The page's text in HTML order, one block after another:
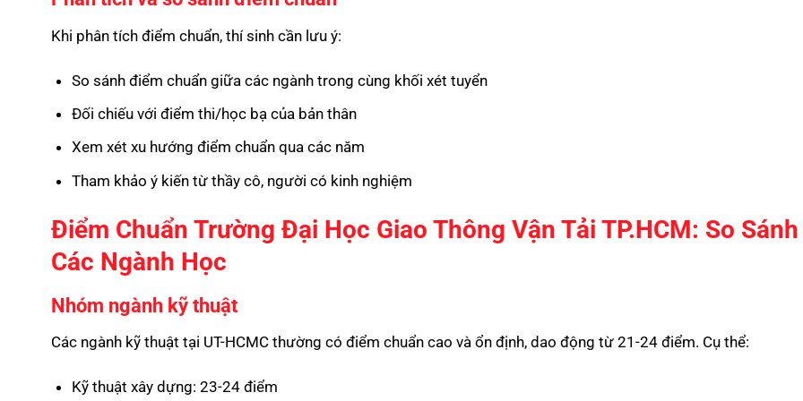
Khi phân tích điểm chuẩn, thí sinh cần lưu ý:
So sánh điểm chuẩn giữa các ngành trong cùng khối xét tuyển
Đối chiếu với điểm thi/học bạ của bản thân
Xem xét xu hướng điểm chuẩn qua các năm
Tham khảo ý kiến từ thầy cô, người có kinh nghiệm
Điểm Chuẩn Trường Đại Học Giao Thông Vận Tải TP.HCM: So
Các Ngành Học
Nhóm ngành kỹ thuật
Các ngành kỹ thuật tại UT-HCMC thường có điểm chuẩn cao và ổn định, dao động từ 21-24 điểm. Cụ thể:
Kỹ thuật xây dựng: 23-24 điểm